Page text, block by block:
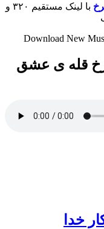
با لینک مستقیم ۳۲۰ و
Download New
قله ی عشق
خدا